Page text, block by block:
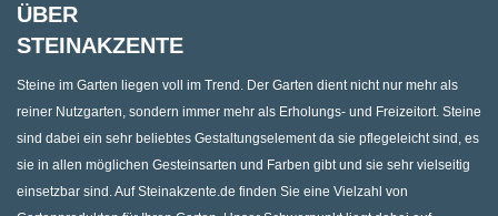
ÜBER
STEINAKZENTE
Steine im Garten liegen voll im Trend. Der Garten dient nicht nur mehr als
reiner Nutzgarten, sondern immer mehr als Erholungs- und Freizeitort. Steine
sind dabei ein sehr beliebtes Gestaltungselement da sie pflegeleicht sind, es
sie in allen möglichen Gesteinsarten und Farben gibt und sie sehr vielseitig
einsetzbar sind. Auf Steinakzente.de finden Sie eine Vielzahl von